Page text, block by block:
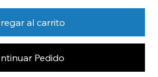
al carrito
Pedido